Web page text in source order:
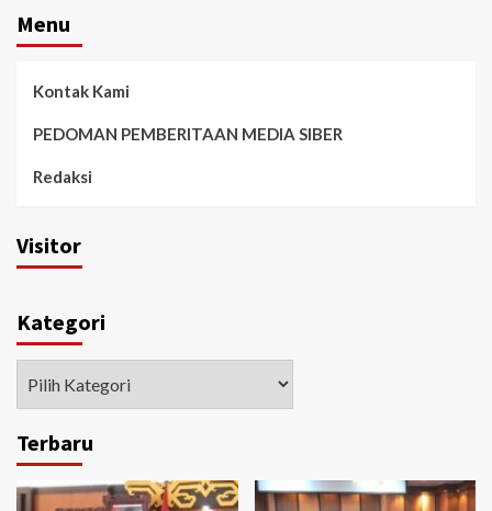
Menu
Kontak Kami
PEDOMAN PEMBERITAAN MEDIA SIBER
Redaksi
Visitor
Kategori
Terbaru